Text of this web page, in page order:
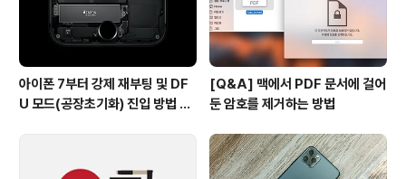
아이폰 7부터 강제 재부팅 및 DF
U 모드(공장초기화) 진입 방법 변
[Q&A] 맥에서 PDF 문서에 걸어
둔 암호를 제거하는 방법